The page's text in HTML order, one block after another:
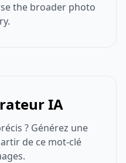
the broader photo
IA
? Générez une
de ce mot-clé